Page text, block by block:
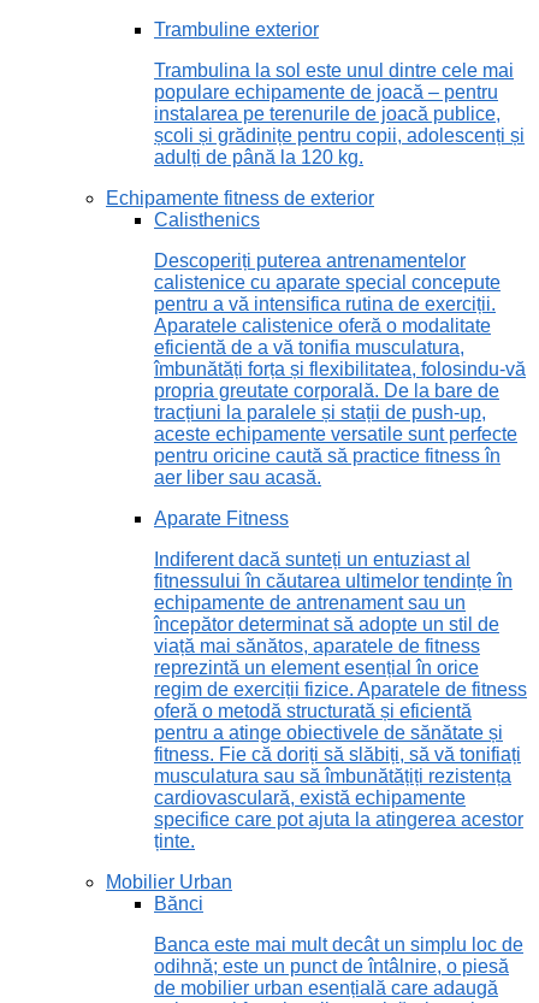
Trambuline exterior
Trambulina la sol este unul dintre cele mai
populare echipamente de joacă – pentru
instalarea pe terenurile de joacă publice,
școli și grădinițe pentru copii, adolescenți și
adulți de până la 120 kg.
Echipamente fitness de exterior
Calisthenics
Descoperiți puterea antrenamentelor
calistenice cu aparate special concepute
pentru a vă intensifica rutina de exerciții.
Aparatele calistenice oferă o modalitate
eficientă de a vă tonifia musculatura,
îmbunătăți forța și flexibilitatea, folosindu-vă
propria greutate corporală. De la bare de
tracțiuni la paralele și stații de push-up,
aceste echipamente versatile sunt perfecte
pentru oricine caută să practice fitness în
aer liber sau acasă.
Aparate Fitness
Indiferent dacă sunteți un entuziast al
fitnessului în căutarea ultimelor tendințe în
echipamente de antrenament sau un
începător determinat să adopte un stil de
viață mai sănătos, aparatele de fitness
reprezintă un element esențial în orice
regim de exerciții fizice. Aparatele de fitness
oferă o metodă structurată și eficientă
pentru a atinge obiectivele de sănătate și
fitness. Fie că doriți să slăbiți, să vă tonifiați
musculatura sau să îmbunătățiți rezistența
cardiovasculară, există echipamente
specifice care pot ajuta la atingerea acestor
ținte.
Mobilier Urban
Bănci
Banca este mai mult decât un simplu loc de
odihnă; este un punct de întâlnire, o piesă
de mobilier urban esențială care adaugă